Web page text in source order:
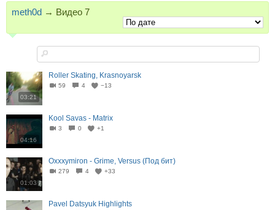
meth0d → Видео 7
03:21
Roller Skating, Krasnoyarsk
59 4 −13
04:16
Kool Savas - Matrix
3 0 +1
01:03
Oxxxymiron - Grime, Versus (Под бит)
279 4 +33
Pavel Datsyuk Highlights